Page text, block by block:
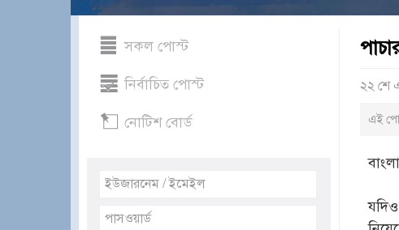
সকল পোস্ট
নির্বাচিত পোস্ট
নোটিশ বোর্ড
২২ শে
এই